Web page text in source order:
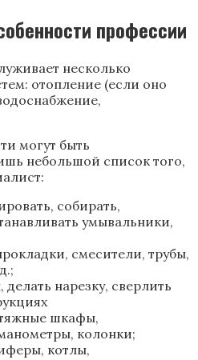
профессии
несколько
отопление (если оно
могут быть
небольшой список того,
собирать,
умывальники,
смесители, трубы,
делать нарезку, сверлить
шкафы,
колонки;
котлы,